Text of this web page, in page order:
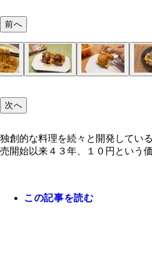
前へ
次へ
独創的な料理を続々と開発してい
売開始以来４３年、１０円という
この記事を読む